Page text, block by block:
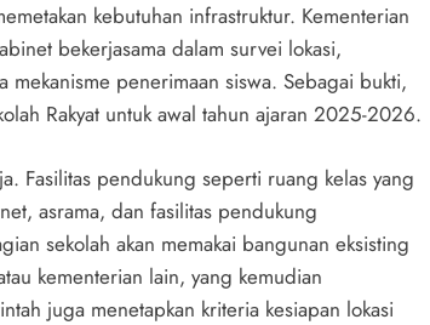
kebutuhan infrastruktur. Kementerian
bekerjasama dalam survei lokasi,
penerimaan siswa. Sebagai bukti,
Rakyat untuk awal tahun ajaran 2025-2026.
Fasilitas pendukung seperti ruang kelas yang
asrama, dan fasilitas pendukung
sekolah akan memakai bangunan eksisting
kementerian lain, yang kemudian
juga menetapkan kriteria kesiapan lokasi